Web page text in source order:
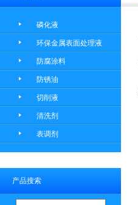
磷化液
环保金属表面处理液
防腐涂料
防锈油
切削液
清洗剂
表调剂
产品搜索